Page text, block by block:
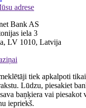
adrese
Bank AS
iela 3
LV 1010, Latvija
tiek apkalpoti
Lūdzu, piesakiet
baņķiera vai piesakot
iepriekš.